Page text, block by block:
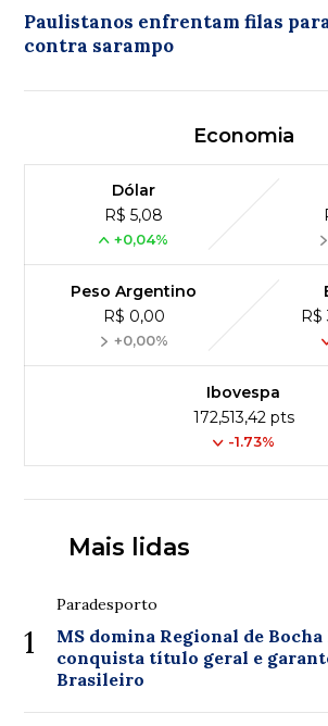
Paulistanos enfrentam filas
contra sarampo
Economia
Dólar
R$ 5,08
+0,04%
Peso Argentino
R$ 0,00
+0,00%
R$
Ibovespa
172,513,42 pts
-1.73%
Mais lidas
1
Paradesporto
MS domina Regional de
conquista título geral e
Brasileiro